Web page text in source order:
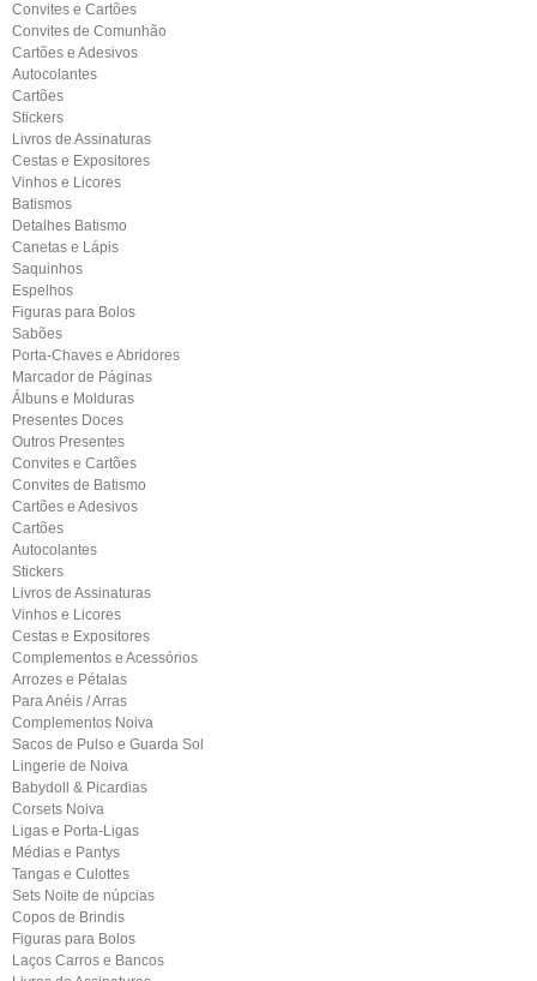
Convites e Cartões
Convites de Comunhão
Cartões e Adesivos
Autocolantes
Cartões
Stickers
Livros de Assinaturas
Cestas e Expositores
Vinhos e Licores
Batismos
Detalhes Batismo
Canetas e Lápis
Saquinhos
Espelhos
Figuras para Bolos
Sabões
Porta-Chaves e Abridores
Marcador de Páginas
Álbuns e Molduras
Presentes Doces
Outros Presentes
Convites e Cartões
Convites de Batismo
Cartões e Adesivos
Cartões
Autocolantes
Stickers
Livros de Assinaturas
Vinhos e Licores
Cestas e Expositores
Complementos e Acessórios
Arrozes e Pétalas
Para Anéis / Arras
Complementos Noiva
Sacos de Pulso e Guarda Sol
Lingerie de Noiva
Babydoll & Picardias
Corsets Noiva
Ligas e Porta-Ligas
Médias e Pantys
Tangas e Culottes
Sets Noite de núpcias
Copos de Brindis
Figuras para Bolos
Laços Carros e Bancos